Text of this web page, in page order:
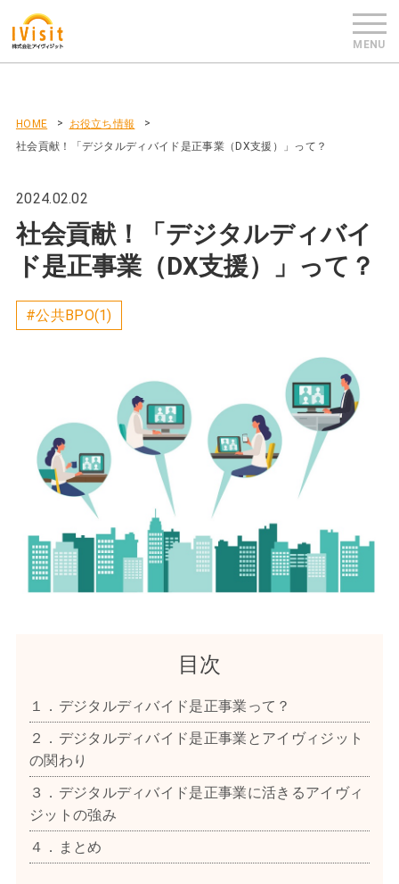
HOME
お役立ち情報
社会貢献！「デジタルディバイド是正事業（DX支援）」って？
2024.02.02
社会貢献！「デジタルディバイ
ド是正事業（DX支援）」って？
#公共BPO(1)
目次
１．デジタルディバイド是正事業って？
２．デジタルディバイド是正事業とアイヴィジット
の関わり
３．デジタルディバイド是正事業に活きるアイヴィ
ジットの強み
４．まとめ